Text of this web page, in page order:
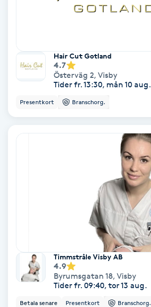
Fotvård
Fransförlängning Megavolym
Fransk manikyr
Fransrengöring
Hair Cut Gotland
4.7
Österväg 2, Visby
Tider fr. 13:30, mån 10 aug.
Presentkort Branschorg.
Timmstråle Visby AB
4.9
Byrumsgatan 18, Visby
Tider fr. 09:40, tor 13 aug.
Betala senare Presentkort Branschorg.